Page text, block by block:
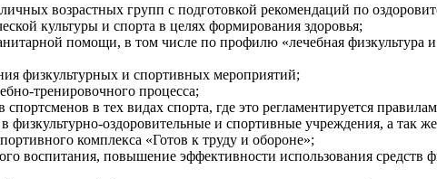
возрастных групп с подготовкой рекомендаций по
культуры и спорта в целях формирования здоровья;
помощи, в том числе по профилю «лечебная физкультура
физкультурных и спортивных мероприятий;
тренировочного процесса;
в тех видах спорта, где это регламентируется
в физкультурно-оздоровительные и спортивные учреждения, а
комплекса «Готов к труду и обороне»;
воспитания, повышение эффективности использования средств